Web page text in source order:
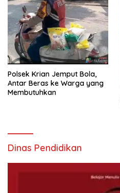
Polsek Krian Jemput Bola,
Antar Beras ke Warga yang
Membutuhkan
Dinas Pendidikan